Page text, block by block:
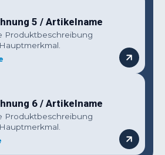
5 / Artikelname
Produktbeschreibung
6 / Artikelname
Produktbeschreibung